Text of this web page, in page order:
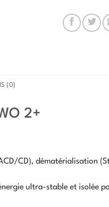
(0)
2+
CD), dématérialisation
ultra-stable et isolée